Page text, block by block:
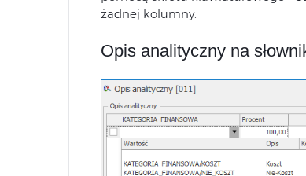
żadnej kolumny.
Opis analityczny na